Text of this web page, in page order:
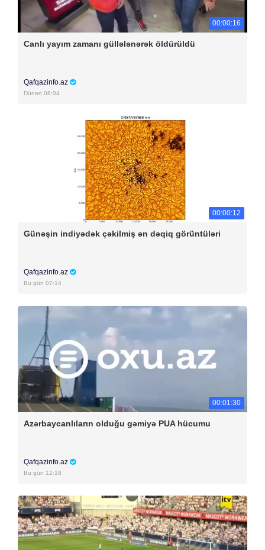
00:00:16
Canlı yayım zamanı güllələnərək öldürüldü
Qafqazinfo.az
Dünən 08:04
00:00:12
Günəşin indiyədək çəkilmiş ən dəqiq görüntüləri
Qafqazinfo.az
Bu gün 07:14
00:01:30
Azərbaycanlıların olduğu gəmiyə PUA hücumu
Qafqazinfo.az
Bu gün 12:18